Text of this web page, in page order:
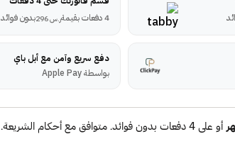
4 دفعات بقيمة
ر.س296 بدون فوائد
دفع سريع وآمن مع أبل باي
بواسطة Apple Pay